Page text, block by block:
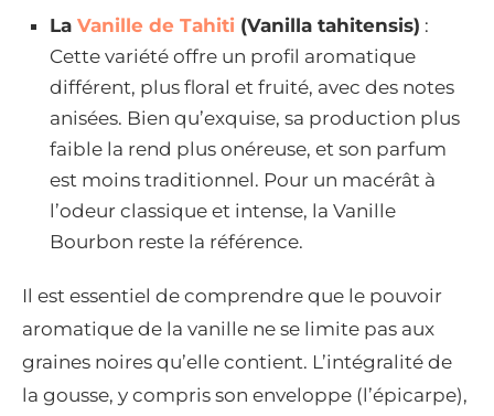
La Vanille de Tahiti (Vanilla tahitensis) :
Cette variété offre un profil aromatique
différent, plus floral et fruité, avec des notes
anisées. Bien qu’exquise, sa production plus
faible la rend plus onéreuse, et son parfum
est moins traditionnel. Pour un macérât à
l’odeur classique et intense, la Vanille
Bourbon reste la référence.
Il est essentiel de comprendre que le pouvoir
aromatique de la vanille ne se limite pas aux
graines noires qu’elle contient. L’intégralité de
la gousse, y compris son enveloppe (l’épicarpe),